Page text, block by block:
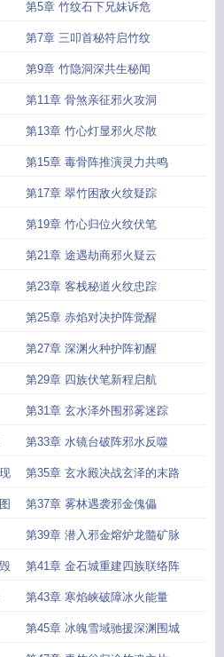
第5章 竹纹石下兄妹诉危
第7章 三叩首秘符启竹纹
第9章 竹隐洞深共生秘闻
第11章 骨煞亲征邪火攻洞
第13章 竹心灯显邪火尽散
第15章 毒骨阵推演灵力共鸣
第17章 翠竹困敌火纹疑踪
第19章 竹心归位火纹伏笔
第21章 途遇劫商邪火疑云
第23章 客栈秘道火纹忠踪
第25章 赤焰对决护阵觉醒
第27章 深渊火种护阵初醒
第29章 四族伏笔新程启航
第31章 玄水泽外围邪雾迷踪
第33章 水镜台破阵邪水反噬
第35章 玄水殿决战玄泽的末路
第37章 雾林遇袭邪金傀儡
第39章 潜入邪金熔炉龙髓矿脉
第41章 金石城重建四族联络阵
第43章 寒焰峡破障冰火能量
第45章 冰魄雪域驰援深渊围城